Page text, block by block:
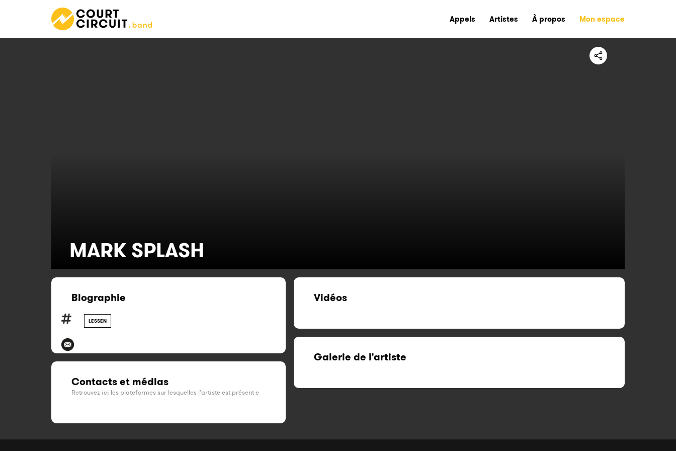
Appels Artistes À propos Mon espace
MARK SPLASH
Biographie
LESSEN
Contacts et médias
Retrouvez ici les plateformes sur lesquelles l'artiste est présent·e
Vidéos
Galerie de l'artiste